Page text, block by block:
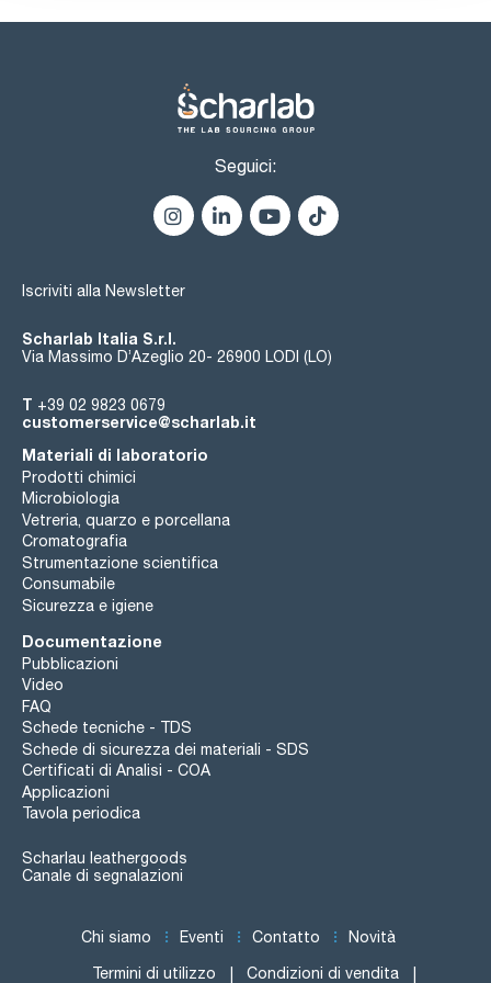
aluminium (Al): max. 0,001 %
iron (Fe): max. 0,001 %
magnesium (Mg): max. 0,002 %
potassium (K): max. 0,05 %
Seguici:
Iscriviti alla Newsletter
Scharlab Italia S.r.l.
Via Massimo D’Azeglio 20- 26900 LODI (LO)
T +39 02 9823 0679
customerservice@scharlab.it
Materiali di laboratorio
Prodotti chimici
Microbiologia
Vetreria, quarzo e porcellana
Cromatografia
Strumentazione scientifica
Consumabile
Sicurezza e igiene
Documentazione
Pubblicazioni
Video
FAQ
Schede tecniche - TDS
Schede di sicurezza dei materiali - SDS
Certificati di Analisi - COA
Applicazioni
Tavola periodica
Scharlau leathergoods
Canale di segnalazioni
Chi siamo Eventi Contatto Novità
Termini di utilizzo Condizioni di vendita